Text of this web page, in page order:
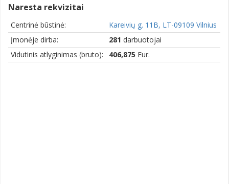
Naresta rekvizitai
Centrinė būstinė:
Kareivių g. 11B, LT-09109 Vilnius
Įmonėje dirba:
281 darbuotojai
Vidutinis atlyginimas (bruto):
406,875 Eur.